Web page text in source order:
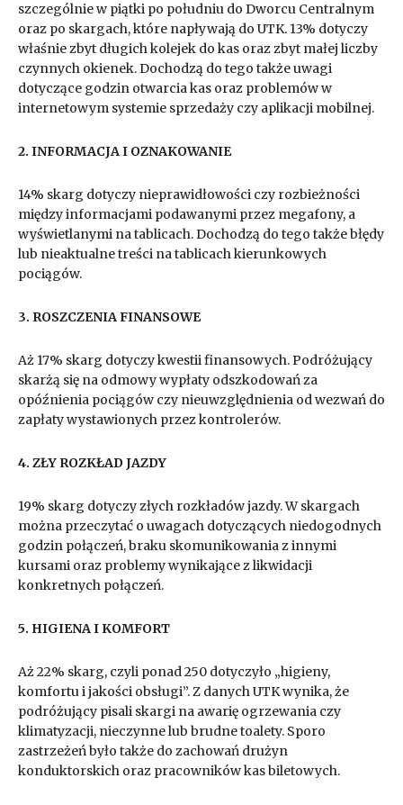
szczególnie w piątki po południu do Dworcu Centralnym
oraz po skargach, które napływają do UTK. 13% dotyczy
właśnie zbyt długich kolejek do kas oraz zbyt małej liczby
czynnych okienek. Dochodzą do tego także uwagi
dotyczące godzin otwarcia kas oraz problemów w
internetowym systemie sprzedaży czy aplikacji mobilnej.
2. INFORMACJA I OZNAKOWANIE
14% skarg dotyczy nieprawidłowości czy rozbieżności
między informacjami podawanymi przez megafony, a
wyświetlanymi na tablicach. Dochodzą do tego także błędy
lub nieaktualne treści na tablicach kierunkowych
pociągów.
3. ROSZCZENIA FINANSOWE
Aż 17% skarg dotyczy kwestii finansowych. Podróżujący
skarżą się na odmowy wypłaty odszkodowań za
opóźnienia pociągów czy nieuwzględnienia od wezwań do
zapłaty wystawionych przez kontrolerów.
4. ZŁY ROZKŁAD JAZDY
19% skarg dotyczy złych rozkładów jazdy. W skargach
można przeczytać o uwagach dotyczących niedogodnych
godzin połączeń, braku skomunikowania z innymi
kursami oraz problemy wynikające z likwidacji
konkretnych połączeń.
5. HIGIENA I KOMFORT
Aż 22% skarg, czyli ponad 250 dotyczyło „higieny,
komfortu i jakości obsługi”. Z danych UTK wynika, że
podróżujący pisali skargi na awarię ogrzewania czy
klimatyzacji, nieczynne lub brudne toalety. Sporo
zastrzeżeń było także do zachowań drużyn
konduktorskich oraz pracowników kas biletowych.